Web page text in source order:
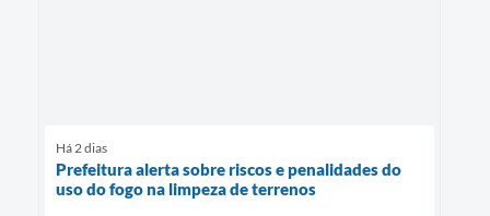
Há 2 dias
Prefeitura alerta sobre riscos e penalidades do
uso do fogo na limpeza de terrenos